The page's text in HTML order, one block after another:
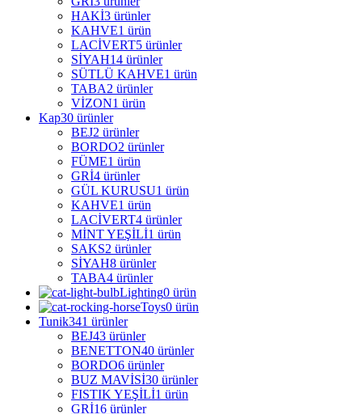
HAKİ3 ürünler
KAHVE1 ürün
LACİVERT5 ürünler
SİYAH14 ürünler
SÜTLÜ KAHVE1 ürün
TABA2 ürünler
VİZON1 ürün
Kap30 ürünler
BEJ2 ürünler
BORDO2 ürünler
FÜME1 ürün
GRİ4 ürünler
GÜL KURUSU1 ürün
KAHVE1 ürün
LACİVERT4 ürünler
MİNT YEŞİLİ1 ürün
SAKS2 ürünler
SİYAH8 ürünler
TABA4 ürünler
Lighting0 ürün
Toys0 ürün
Tunik341 ürünler
BEJ43 ürünler
BENETTON40 ürünler
BORDO6 ürünler
BUZ MAVİSİ30 ürünler
FISTIK YEŞİLİ1 ürün
GRİ16 ürünler